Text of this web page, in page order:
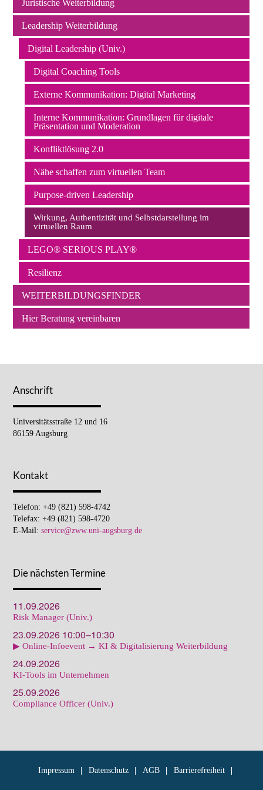
Juristische Weiterbildung
Leadership Weiterbildung
Digital Leadership (Univ.)
Digital Coaching Tools
Externe Kommunikation: Digital Marketing
Interne Kommunikation: Grundlagen für digitale
Präsentation und Moderation
Konfliktlösung 2.0
Nähe schaffen zum virtuellen Team
Purpose-driven Leadership
Wirkung, Authentizität und Selbstdarstellung im
virtuellen Raum
LEGO® SERIOUS PLAY®
Resilienz
WEITERBILDUNGSFINDER
Hier Beratung vereinbaren
Anschrift
Universitätsstraße 12 und 16
86159 Augsburg
Kontakt
Telefon: +49 (821) 598-4742
Telefax: +49 (821) 598-4720
E-Mail:service@zww.uni-augsburg.de
Die nächsten Termine
11.09.2026
Risk Manager (Univ.)
23.09.2026 10:00–10:30
▶ Online-Infoevent → KI & Digitalisierung Weiterbildung
24.09.2026
KI-Tools im Unternehmen
25.09.2026
Compliance Officer (Univ.)
Impressum Datenschutz AGB Barrierefreiheit